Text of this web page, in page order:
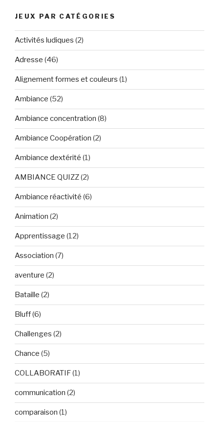
JEUX PAR CATÉGORIES
Activités ludiques (2)
Adresse (46)
Alignement formes et couleurs (1)
Ambiance (52)
Ambiance concentration (8)
Ambiance Coopération (2)
Ambiance dextérité (1)
AMBIANCE QUIZZ(2)
Ambiance réactivité (6)
Animation (2)
Apprentissage (12)
Association (7)
aventure (2)
Bataille (2)
Bluff(6)
Challenges (2)
Chance (5)
COLLABORATIF(1)
communication (2)
comparaison (1)